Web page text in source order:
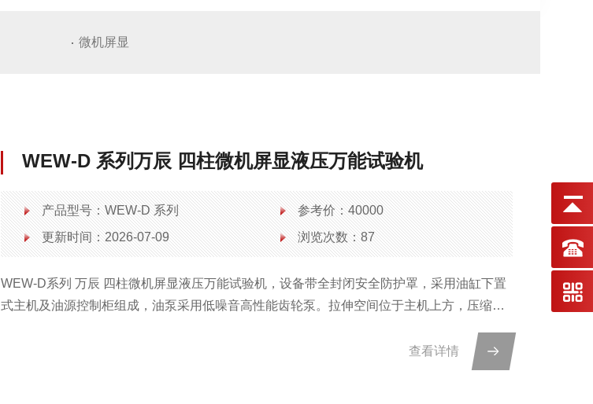
微机屏显
WEW-D 系列万辰 四柱微机屏显液压万能试验机
产品型号：WEW-D 系列
参考价：40000
更新时间：2026-07-09
浏览次数：87
WEW-D系列 万辰 四柱微机屏显液压万能试验机，设备带全封闭安全防护罩，采用油缸下置
式主机及油源控制柜组成，油泵采用低噪音高性能齿轮泵。拉伸空间位于主机上方，压缩、
查看详情